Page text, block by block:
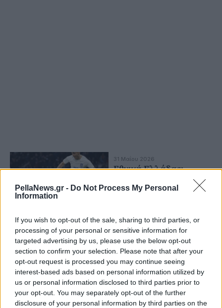
PellaNews.gr - Do Not Process My Personal
Information
If you wish to opt-out of the sale, sharing to third parties, or
processing of your personal or sensitive information for
targeted advertising by us, please use the below opt-out
section to confirm your selection. Please note that after your
opt-out request is processed you may continue seeing
interest-based ads based on personal information utilized by
us or personal information disclosed to third parties prior to
your opt-out. You may separately opt-out of the further
disclosure of your personal information by third parties on the
31 Μαΐου 2026
Εθνική Ελλάδας:
Ατομικό πρόγραμμα
ακολούθησε ο
18 Μαΐου 2026
Με Κωστούλα,
Κυριακόπουλο και Ντόι
οι κλήσεις της Εθνικής
- Εκτός Μπακασέτας,
Ιωαννίδης